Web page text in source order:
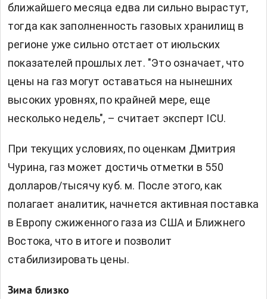
ближайшего месяца едва ли сильно вырастут,
тогда как заполненность газовых хранилищ в
регионе уже сильно отстает от июльских
показателей прошлых лет. "Это означает, что
цены на газ могут оставаться на нынешних
высоких уровнях, по крайней мере, еще
несколько недель", – считает эксперт ICU.
При текущих условиях, по оценкам Дмитрия
Чурина, газ может достичь отметки в 550
долларов/тысячу куб. м. После этого, как
полагает аналитик, начнется активная поставка
в Европу сжиженного газа из США и Ближнего
Востока, что в итоге и позволит
стабилизировать цены.
Зима близко